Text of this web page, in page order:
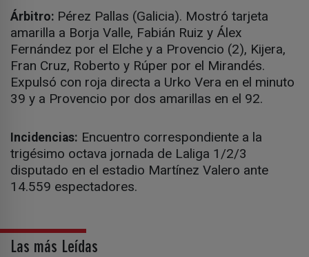
Árbitro: Pérez Pallas (Galicia). Mostró tarjeta
amarilla a Borja Valle, Fabián Ruiz y Álex
Fernández por el Elche y a Provencio (2), Kijera,
Fran Cruz, Roberto y Rúper por el Mirandés.
Expulsó con roja directa a Urko Vera en el minuto
39 y a Provencio por dos amarillas en el 92.
Incidencias: Encuentro correspondiente a la
trigésimo octava jornada de Laliga 1/2/3
disputado en el estadio Martínez Valero ante
14.559 espectadores.
Las más Leídas